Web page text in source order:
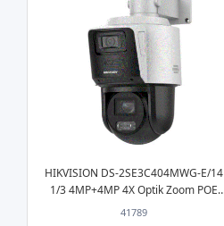
HIKVISION DS-2SE3C404MWG-E/14
1/3 4MP+4MP 4X Optik Zoom POE
Sesli PTZ IP Güvenlik Kamera
41789